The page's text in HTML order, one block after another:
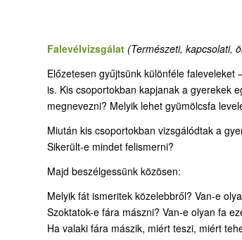
Falevélvizsgálat (Természeti, kapcsolati,
Előzetesen gyűjtsünk különféle
is. Kis csoportokban kapjanak a gyerekek
megnevezni? Melyik lehet gyümölcsfa
Miután kis csoportokban vizsgálódtak a
Sikerült-e mindet felismerni?
Majd beszélgessünk közösen:
Melyik fát ismeritek közelebbről? Van-e
Szoktatok-e fára mászni? Van-e olyan fa
Ha valaki fára mászik, miért teszi, miért